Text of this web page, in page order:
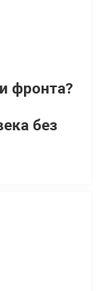
фронта?
без